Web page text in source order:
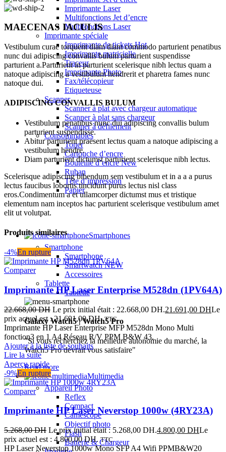
Imprimante Laser
Multifonctions Jet d’encre
Multifonctions Laser
Imprimante spéciale
Imprimante de ticketsHot
Imprimante matricielle
Traceur
Imprimante Photo
Fax/télécopieur
Etiqueteuse
Scanner
Scanner à plat avec chargeur automatique
Scanner à plat sans chargeur
Scanner à défilement
Consommables
Toner
Cartouche d’encre
Bouteille d’encreNew
Ruban
Tête d’impression
Papier
Smartphones
Smartphone
Smartphone
SmartwatchNEW
Accessoires
Tablette
Tablette
Galaxy Watch5 | Watch5 Pro
"Si vous recherchez la meilleure autonomie du marché, la
Watch5 Pro devrait vous satisfaire"
Read more
Multimedia
Appareil Photo
Reflex
Compact
Caméscope
Objectif photo
Flash
Batterie & Chargeur
MAECENAS IACULIS
Vestibulum curae torquent diam diam commodo parturient penatibus
nunc dui adipiscing convallis bulum parturient suspendisse
parturient a.Parturient in parturient scelerisque nibh lectus quam a
natoque adipiscing a vestibulum hendrerit et pharetra fames nunc
natoque dui.
ADIPISCING CONVALLIS BULUM
Vestibulum penatibus nunc dui adipiscing convallis bulum
parturient suspendisse.
Abitur parturient praesent lectus quam a natoque adipiscing a
vestibulum hendre.
Diam parturient dictumst parturient scelerisque nibh lectus.
Scelerisque adipiscing bibendum sem vestibulum et in a a a purus
lectus faucibus lobortis tincidunt purus lectus nisl class
eros.Condimentum a et ullamcorper dictumst mus et tristique
elementum nam inceptos hac parturient scelerisque vestibulum amet
elit ut volutpat.
Produits similaires
-4%En rupture
Comparer
Imprimante HP Laser Enterprise M528dn (1PV64A)
22.668,00DH Le prix initial était : 22.668,00 DH.21.691,00 DHLe
prix actuel est : 21.691,00 DH. TTC
Imprimante HP Laser Enterprise MFP M528dn Mono Multi
fonction3 en 1 A4 Réseau R/V PPM B&W 43.
Ajouter à la liste de souhaits
Lire la suite
Aperçu rapide
-9%En rupture
Comparer
Imprimante HP Laser Neverstop 1000w (4RY23A)
5.268,00DH Le prix initial était : 5.268,00 DH.4.800,00 DHLe
prix actuel est : 4.800,00 DH. TTC
HP Laser Neverstop 1000w Mono SFP A4 Wifi PPMB&W20